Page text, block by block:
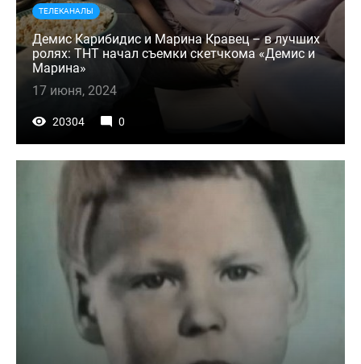
ТЕЛЕКАНАЛЫ
Демис Карибидис и Марина Кравец – в лучших
ролях: ТНТ начал съемки скетчкома «Демис и
Марина»
17 июня, 2024
20304 0